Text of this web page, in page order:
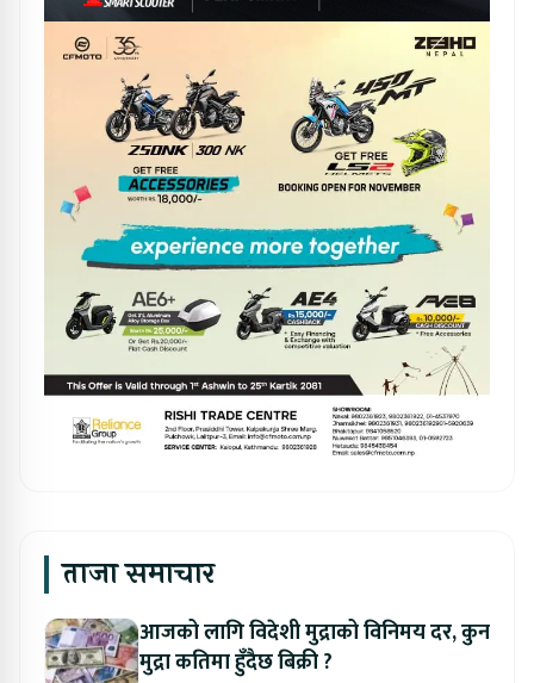
ताजा समाचार
आजको लागि विदेशी मुद्राको विनिमय दर, कुन
मुद्रा कतिमा हुँदैछ बिक्री ?